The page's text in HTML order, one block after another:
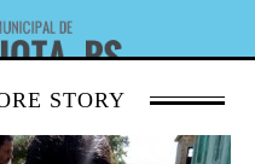
STORY